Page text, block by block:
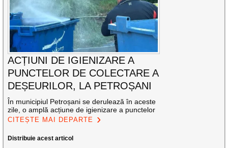
ACȚIUNI DE IGIENIZARE A
PUNCTELOR DE COLECTARE A
DEȘEURILOR, LA PETROȘANI
În municipiul Petroșani se derulează în aceste
zile, o amplă acțiune de igienizare a punctelor
CITEȘTE MAI DEPARTE
Distribuie acest articol